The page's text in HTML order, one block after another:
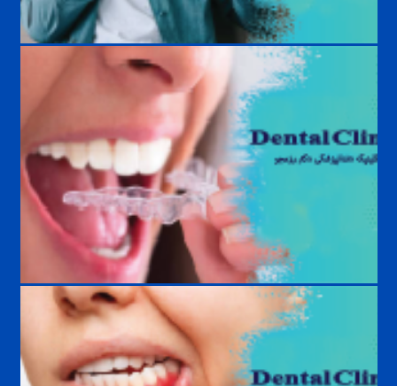
حساسیت دندان به سرما و گرما؛ علت، درمان و راه‌های پیشگیری
درمان دندان قروچه؛ بهترین روش‌های کنترل و جلوگیری از آسیب دندان‌ها